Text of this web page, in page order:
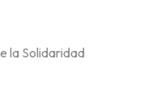
la Solidaridad